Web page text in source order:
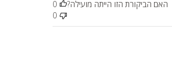
האם הביקורת הזו הייתה מועילה?
0
0